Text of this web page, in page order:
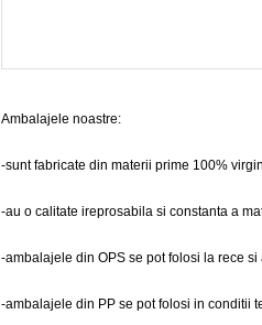
Ambalajele noastre:
-sunt fabricate din materii prime 100%
-au o calitate ireprosabila si constanta a
-ambalajele din OPS se pot folosi la rece
-ambalajele din PP se pot folosi in conditii